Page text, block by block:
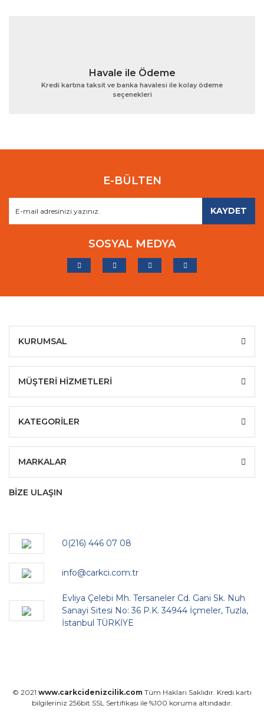
Havale ile Ödeme
Kredi kartına taksit ve banka havalesi ile kolay ödeme
seçenekleri
E-BÜLTEN
KAYDET
SOSYAL MEDYA
KURUMSAL
MÜŞTERİ HİZMETLERİ
KATEGORİLER
MARKALAR
BİZE ULAŞIN
0(216) 446 07 08
info@carkci.com.tr
Evliya Çelebi Mh. Tersaneler Cd. Gani Sk. Nuh
Sanayi Sitesi No: 36 P.K. 34944 İçmeler, Tuzla,
İstanbul TÜRKİYE
© 2021 www.carkcidenizcilik.com Tüm Hakları Saklıdır. Kredi kartı
bilgileriniz 256bit SSL Sertifikası ile %100 koruma altındadır.